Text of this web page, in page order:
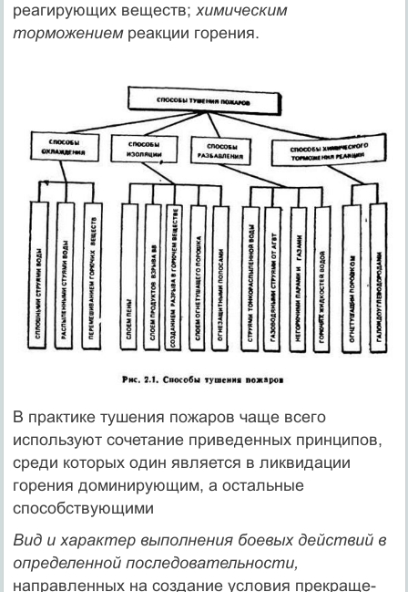
реагирующих веществ; химическим
торможением реакции горения.
В практике тушения пожаров чаще всего
используют сочетание приведенных принципов,
среди которых один является в ликвидации
горения доминирующим, а остальные
способствующими
Вид и характер выполнения боевых действий в
определенной последовательности,
направленных на создание условия прекраще­